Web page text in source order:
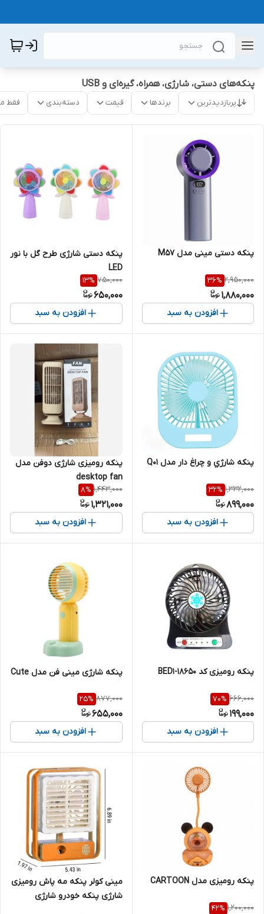
پنکه‌های دستی، شارژی، همراه، گیره‌ای و USB
پربازدیدترین برندها قیمت دسته‌بندی فقط
پنکه دستی مینی مدل M57
2,950,000
36%
1,880,000
افزودن به سبد
پنکه دستی شارژی طرح گل با نور
LED
750,000
13%
650,000
افزودن به سبد
پنكه شارژي و چراغ دار مدل Q01
1,332,000
32%
899,000
افزودن به سبد
پنکه رومیزی شارژی دوفن مدل
desktop fan
1,443,000
8%
1,321,000
افزودن به سبد
پنکه رومیزی کد 18650-BED1
666,000
70%
199,000
افزودن به سبد
پنکه شارژی مینی فن مدل Cute
877,000
25%
655,000
افزودن به سبد
پنکه رومیزی مدل CARTOON
1,200,000
42%
مینی کولر پنکه مه پاش رومیزی
شارژی پنکه خودرو شارژی